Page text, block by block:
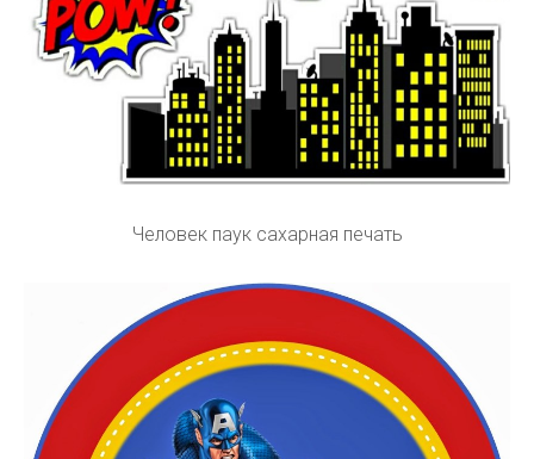
Человек паук сахарная печать